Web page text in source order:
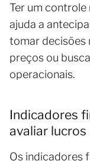
Ter um
ajuda a
tomar decisões
preços ou
operacionais.
Indicadores
avaliar lucros
Os indicadores